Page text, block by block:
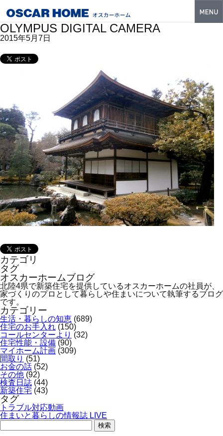
トップ
性能・技術
イベント・モデルハウス
商品ラインナップ
建築実例
フォトギャラリー
販売中の物件
スマートセレクト
土地情報
OLYMPUS DIGITAL CAMERA
2015年5月7日
カテゴリ
タグ
オスカーホームブログ
北陸4県で新築住宅を提供しているオスカーホームの社員が、
家づくりのプロとして暮らしや住まいについて執筆するブログ
です。
カテゴリー
生活・暮らしの知恵 (689)
住宅のお手入れ (150)
コールセンターより (32)
住宅性能・設備 (90)
マイホーム計画 (309)
間取り (51)
お金の話 (52)
その他 (92)
検査日誌 (44)
新築住宅 (43)
タグ
トラブル対応動画
住まいと暮らしの情報誌 LIVE
検
索: